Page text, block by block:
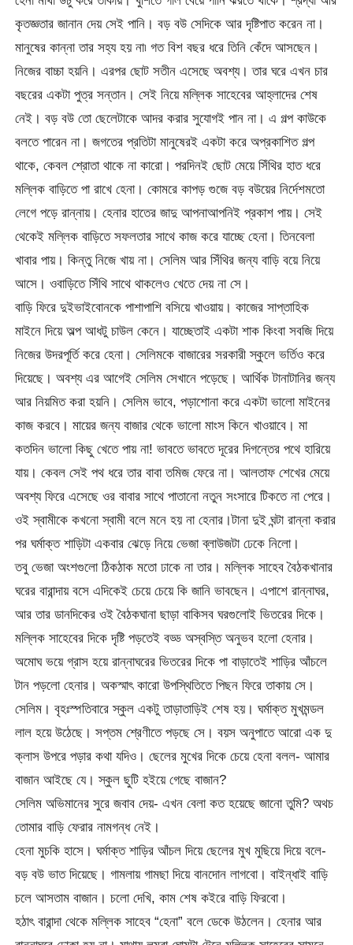
কৃতজ্ঞতার জানান দেয় সেই পানি। বড় বউ সেদিকে আর দৃষ্টিপাত করেন না।
মানুষের কান্না তার সহ্য হয় না৷ গত বিশ বছর ধরে তিনি কেঁদে আসছেন।
নিজের বাচ্চা হয়নি। এরপর ছোট সতীন এসেছে অবশ্য। তার ঘরে এখন চার
বছরের একটা পুত্র সন্তান। সেই নিয়ে মল্লিক সাহেবের আহ্লাদের শেষ
নেই। বড় বউ তো ছেলেটাকে আদর করার সুযোগই পান না। এ গল্প কাউকে
বলতে পারেন না। জগতের প্রতিটা মানুষেরই একটা করে অপ্রকাশিত গল্প
থাকে, কেবল শ্রোতা থাকে না কারো। পরদিনই ছোট মেয়ে সিঁথির হাত ধরে
মল্লিক বাড়িতে পা রাখে হেনা। কোমরে কাপড় গুজে বড় বউয়ের নির্দেশমতো
লেগে পড়ে রান্নায়। হেনার হাতের জাদু আপনাআপনিই প্রকাশ পায়। সেই
থেকেই মল্লিক বাড়িতে সফলতার সাথে কাজ করে যাচ্ছে হেনা। তিনবেলা
খাবার পায়। কিন্তু নিজে খায় না। সেলিম আর সিঁথির জন্য বাড়ি বয়ে নিয়ে
আসে। ওবাড়িতে সিঁথি সাথে থাকলেও খেতে দেয় না সে।
বাড়ি ফিরে দুইভাইবোনকে পাশাপাশি বসিয়ে খাওয়ায়। কাজের সাপ্তাহিক
মাইনে দিয়ে অল্প আধটু চাউল কেনে। যাচ্ছেতাই একটা শাক কিংবা সবজি দিয়ে
নিজের উদরপূর্তি করে হেনা। সেলিমকে বাজারের সরকারী স্কুলে ভর্তিও করে
দিয়েছে। অবশ্য এর আগেই সেলিম সেখানে পড়েছে। আর্থিক টানাটানির জন্য
আর নিয়মিত করা হয়নি। সেলিম ভাবে, পড়াশোনা করে একটা ভালো মাইনের
কাজ করবে। মায়ের জন্য বাজার থেকে ভালো মাংস কিনে খাওয়াবে। মা
কতদিন ভালো কিছু খেতে পায় না! ভাবতে ভাবতে দূরের দিগন্তের পথে হারিয়ে
যায়। কেবল সেই পথ ধরে তার বাবা তমিজ ফেরে না। আলতাফ শেখের মেয়ে
অবশ্য ফিরে এসেছে ওর বাবার সাথে পাতানো নতুন সংসারে টিকতে না পেরে।
ওই স্বামীকে কখনো স্বামী বলে মনে হয় না হেনার।টানা দুই ঘন্টা রান্না করার
পর ঘর্মাক্ত শাড়িটা একবার ঝেড়ে নিয়ে ভেজা ব্লাউজটা ঢেকে নিলো।
তবু ভেজা অংশগুলো ঠিকঠাক মতো ঢাকে না তার। মল্লিক সাহেব বৈঠকখানার
ঘরের বারান্দায় বসে এদিকেই চেয়ে চেয়ে কি জানি ভাবছেন। এপাশে রান্নাঘর,
আর তার ডানদিকের ওই বৈঠকঘানা ছাড়া বাকিসব ঘরগুলোই ভিতরের দিকে।
মল্লিক সাহেবের দিকে দৃষ্টি পড়তেই বড্ড অস্বস্তি অনুভব হলো হেনার।
অমোঘ ভয়ে গ্রাস হয়ে রান্নাঘরের ভিতরের দিকে পা বাড়াতেই শাড়ির আঁচলে
টান পড়লো হেনার। অকস্মাৎ কারো উপস্থিতিতে পিছন ফিরে তাকায় সে।
সেলিম। বৃহঃস্পতিবারে স্কুল একটু তাড়াতাড়িই শেষ হয়। ঘর্মাক্ত মুখমন্ডল
লাল হয়ে উঠেছে। সপ্তম শ্রেণীতে পড়ছে সে। বয়স অনুপাতে আরো এক দু
ক্লাস উপরে পড়ার কথা যদিও। ছেলের মুখের দিকে চেয়ে হেনা বলল- আমার
বাজান আইছে যে। স্কুল ছুটি হইয়ে গেছে বাজান?
সেলিম অভিমানের সুরে জবাব দেয়- এখন বেলা কত হয়েছে জানো তুমি? অথচ
তোমার বাড়ি ফেরার নামগন্ধ নেই।
হেনা মুচকি হাসে। ঘর্মাক্ত শাড়ির আঁচল দিয়ে ছেলের মুখ মুছিয়ে দিয়ে বলে-
বড় বউ ভাত দিয়েছে। গামলায় গামছা দিয়ে বানদোন লাগবো। বাইন্ধাই বাড়ি
চলে আসতাম বাজান। চলো দেখি, কাম শেষ কইরে বাড়ি ফিরবো।
হঠাৎ বারান্দা থেকে মল্লিক সাহেব “হেনা” বলে ডেকে উঠলেন। হেনার আর